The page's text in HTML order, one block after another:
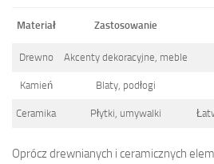
Materiał Zastosowanie
Drewno Akcenty dekoracyjne, meble
Kamień Blaty, podłogi
Ceramika Płytki, umywalki
Oprócz drewnianych i ceramicznych